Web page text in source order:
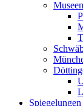
Museen
Spiegelungen